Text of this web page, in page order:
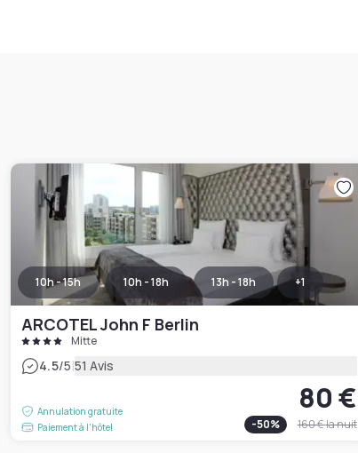
10h - 15h 10h - 18h 13h - 18h +1
ARCOTEL John F Berlin
Mitte
4.5/5|51 Avis
Annulation gratuite
Paiement à l'hôtel
80 €
-50% 160 €la nuit